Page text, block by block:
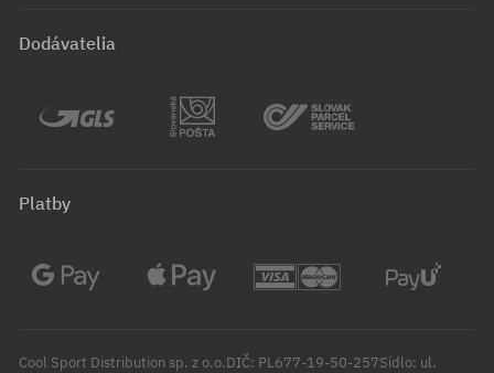
Dodávatelia
Platby
Cool Sport Distribution sp. z o.o.DIČ: PL677-19-50-257Sídlo: ul.